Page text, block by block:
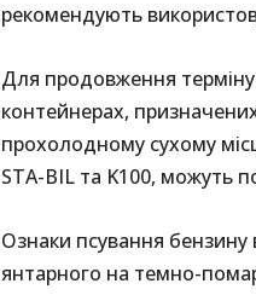
рекомендують
Для продовження
контейнерах,
прохолодному сухому
STA-BIL та K100, можуть
Ознаки псування бензину
янтарного на темно-